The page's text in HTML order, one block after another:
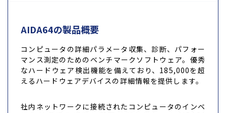
AIDA64の製品概要
コンピュータの詳細パラメータ収集、診断、パフォー
マンス測定のためのベンチマークソフトウェア。優秀
なハードウェア検出機能を備えており、185,000を超
えるハードウェアデバイスの詳細情報を提供します。
社内ネットワークに接続されたコンピュータのインベ